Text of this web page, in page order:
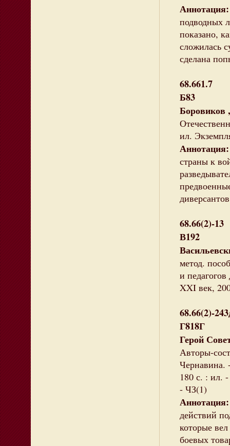
подводных
показано,
сложилась
сделана
68.661.7
Б83
Боровиков
ил.
Аннотация:
страны к
68.66(2)-13
В192
метод.
и
XXI век,
68.66(2)-
Г818Г
Герой
Авторы-
Чернавина.
180 с. : ил.
- ЧЗ(1)
Аннотация:
действий
которые
боевых